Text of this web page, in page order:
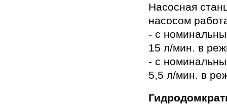
Насосная
насосом
- с
15 л/мин. в
- с
5,5 л/мин. в